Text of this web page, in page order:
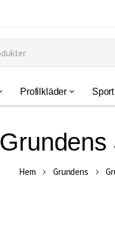
Profilkläder
Grundens
Hem Grundens